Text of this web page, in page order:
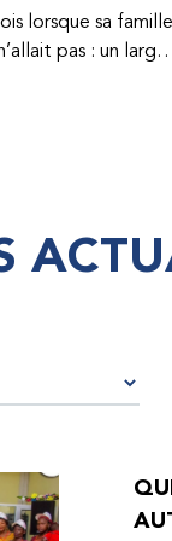
lorsque sa famille
pas : un large
À l’époque,
Afin que son
hospitalisé, et a
très graves aux
de la
qu’il a